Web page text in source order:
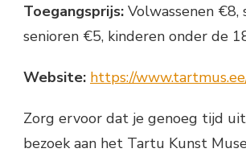
Toegangsprijs: Volwassenen
senioren €5, kinderen onder de
Website: https://
Zorg ervoor dat je genoeg tijd
bezoek aan het Tartu Kunst